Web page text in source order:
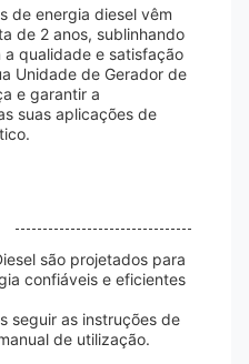
de energia diesel vêm
de 2 anos, sublinhando
a qualidade e satisfação
Unidade de Gerador de
e garantir a
suas aplicações de
são projetados para
confiáveis e eficientes
seguir as instruções de
de utilização.